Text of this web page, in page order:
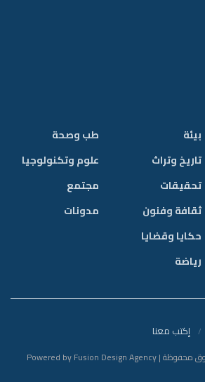
بيئة
تاريخ وتراث
تحقيقات
ثقافة وفنون
حكايا وقضايا
رياضة
طب وصحة
علوم وتكنولوجيا
مجتمع
مدونات
إكتب معنا